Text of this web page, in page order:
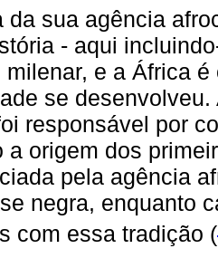
da sua agência
- aqui
milenar, e a África
se
responsável por
a origem dos
pela agência
negra, enquanto
com essa tradição (